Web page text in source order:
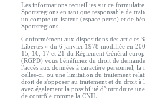
Les informations recueillies sur ce
Sportsregions en tant que responsable de
un compte utilisateur (espace perso) et de
Sportsregions.
Conformément aux dispositions des articles
Libertés » du 6 janvier 1978 modifiée en
15, 16, 17 et 21 du Règlement Général
(RGPD) vous bénéficiez du droit de
l'accès aux données à caractère personnel,
celles-ci, ou une limitation du traitement
droit de s'opposer au traitement et du droit à
avez également la possibilité d’introduire
de contrôle comme la CNIL.